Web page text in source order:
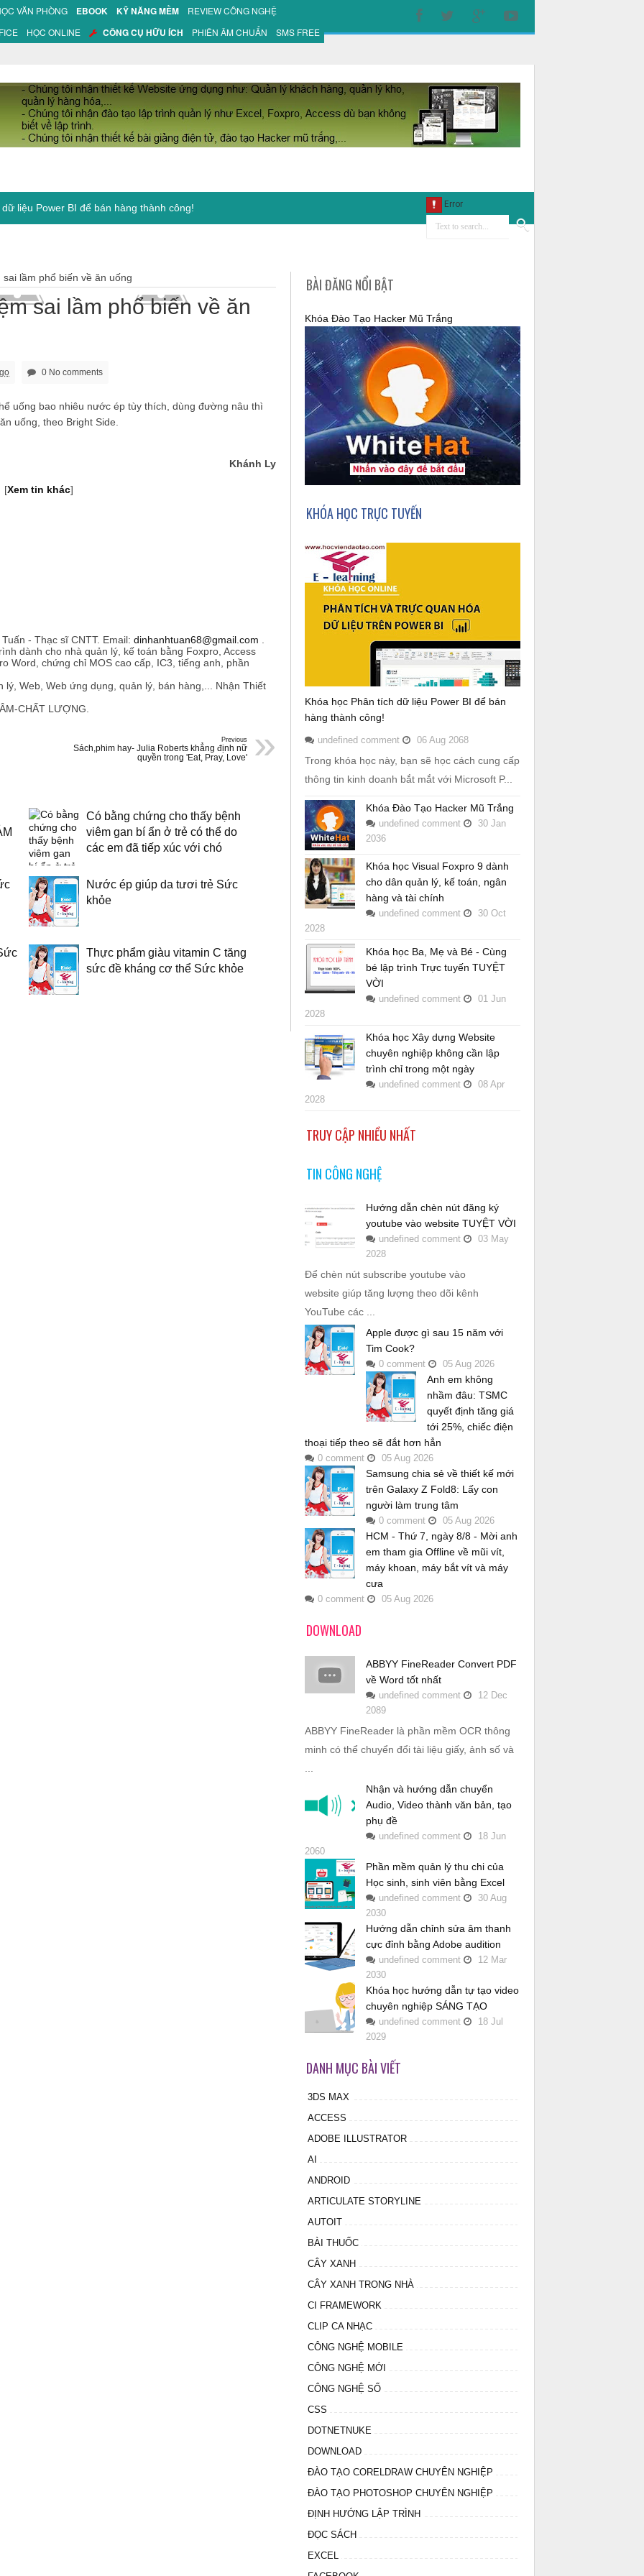
VĂN PHÒNG EBOOK KỸ NĂNG MỀM
REVIEW CÔNG NGHỆ
HỌC ONLINE CÔNG CỤ HỮU ÍCH PHIÊN ÂM CHUẨN SMS FREE
lầm phổ biến về ăn uống
sai lầm phổ biến về ăn
0 No comments
uống bao nhiêu nước ép tùy thích, dùng đường nâu thì
uống, theo Bright Side.
Khánh Ly
[Xem tin khác]
- Thạc sĩ CNTT. Email: dinhanhtuan68@gmail.com
dành cho nhà quản lý, kế toán bằng Foxpro, Access
Word, chứng chỉ MOS cao cấp, IC3, tiếng anh, phần
lý, Web, Web ứng dụng, quản lý, bán hàng,... Nhận Thiết
CHẤT LƯỢNG.
»
Previous
Sách,phim hay- Julia Roberts khẳng định nữ
quyền trong 'Eat, Pray, Love'
Có bằng chứng cho thấy bệnh
viêm gan bí ẩn ở trẻ có thể do
các em đã tiếp xúc với chó
Nước ép giúp da tươi trẻ Sức
khỏe
Thực phẩm giàu vitamin C tăng
sức đề kháng cơ thể Sức khỏe
BÀI ĐĂNG NỔI BẬT
Khóa Đào Tạo Hacker Mũ Trắng
KHÓA HỌC TRỰC TUYẾN
Khóa học Phân tích dữ liệu Power BI để bán
hàng thành công!
undefined comment 06 Aug 2068
Trong khóa học này, bạn sẽ học cách cung cấp
thông tin kinh doanh bắt mắt với Microsoft P...
Khóa Đào Tạo Hacker Mũ Trắng
undefined comment 30 Jan
2036
Khóa học Visual Foxpro 9 dành
cho dân quản lý, kế toán, ngân
hàng và tài chính
undefined comment 30 Oct
2028
Khóa học Ba, Mẹ và Bé - Cùng
bé lập trình Trực tuyến TUYỆT
VỜI
undefined comment 01 Jun
2028
Khóa học Xây dựng Website
chuyên nghiệp không cần lập
trình chỉ trong một ngày
undefined comment 08 Apr
2028
TRUY CẬP NHIỀU NHẤT
TIN CÔNG NGHỆ
Hướng dẫn chèn nút đăng ký
youtube vào website TUYỆT VỜI
undefined comment 03 May
2028
Để chèn nút subscribe youtube vào
website giúp tăng lượng theo dõi kênh
YouTube các ...
Apple được gì sau 15 năm với
Tim Cook?
0 comment 05 Aug 2026
Anh em không
nhầm đâu: TSMC
quyết định tăng giá
tới 25%, chiếc điện
thoại tiếp theo sẽ đắt hơn hẳn
0 comment 05 Aug 2026
Samsung chia sẻ về thiết kế mới
trên Galaxy Z Fold8: Lấy con
người làm trung tâm
0 comment 05 Aug 2026
HCM - Thứ 7, ngày 8/8 - Mời anh
em tham gia Offline về mũi vít,
máy khoan, máy bắt vít và máy
cưa
0 comment 05 Aug 2026
DOWNLOAD
ABBYY FineReader Convert PDF
về Word tốt nhất
undefined comment 12 Dec
2089
ABBYY FineReader là phần mềm OCR thông
minh có thể chuyển đổi tài liệu giấy, ảnh số và
Nhận và hướng dẫn chuyển
Audio, Video thành văn bản, tạo
phụ đề
undefined comment 18 Jun
2060
Phần mềm quản lý thu chi của
Học sinh, sinh viên bằng Excel
undefined comment 30 Aug
2030
Hướng dẫn chỉnh sửa âm thanh
cực đỉnh bằng Adobe audition
undefined comment 12 Mar
2030
Khóa học hướng dẫn tự tạo video
chuyên nghiệp SÁNG TẠO
undefined comment 18 Jul
2029
DANH MỤC BÀI VIẾT
3DS MAX
ACCESS
ADOBE ILLUSTRATOR
AI
ANDROID
ARTICULATE STORYLINE
AUTOIT
BÀI THUỐC
CÂY XANH
CÂY XANH TRONG NHÀ
CI FRAMEWORK
CLIP CA NHẠC
CÔNG NGHỆ MOBILE
CÔNG NGHỆ MỚI
CÔNG NGHỆ SỐ
CSS
DOTNETNUKE
DOWNLOAD
ĐÀO TẠO CORELDRAW CHUYÊN NGHIỆP
ĐÀO TẠO PHOTOSHOP CHUYÊN NGHIỆP
ĐỊNH HƯỚNG LẬP TRÌNH
ĐỌC SÁCH
EXCEL